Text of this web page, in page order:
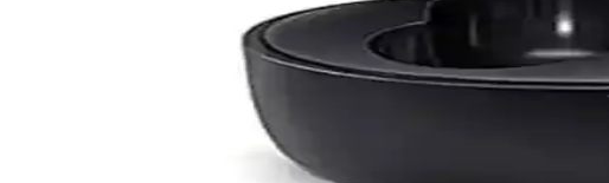
Telefonlardan fotoğraf aktarmanın çeşitli güncel yöntemleri, kablosuz ve
Ac Mini WiFi 600 Mbps 5GHz USB Adaptör: Yüksek Hızlı
Kompakt tasarımıyla yüksek hız ve stabil bağlantı sağlayan Ac Mini WiFi
Xiaomi Mi Airdots Kablosuz Kulaklık İncelemesi ve Kullanıcı